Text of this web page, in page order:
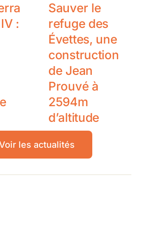
:
Sauver le
refuge des
Évettes, une
construction
de Jean
Prouvé à
2594m
d’altitude
les actualités